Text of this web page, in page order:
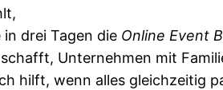
in drei Tagen die Online Event
Unternehmen mit
hilft, wenn alles gleichzeitig